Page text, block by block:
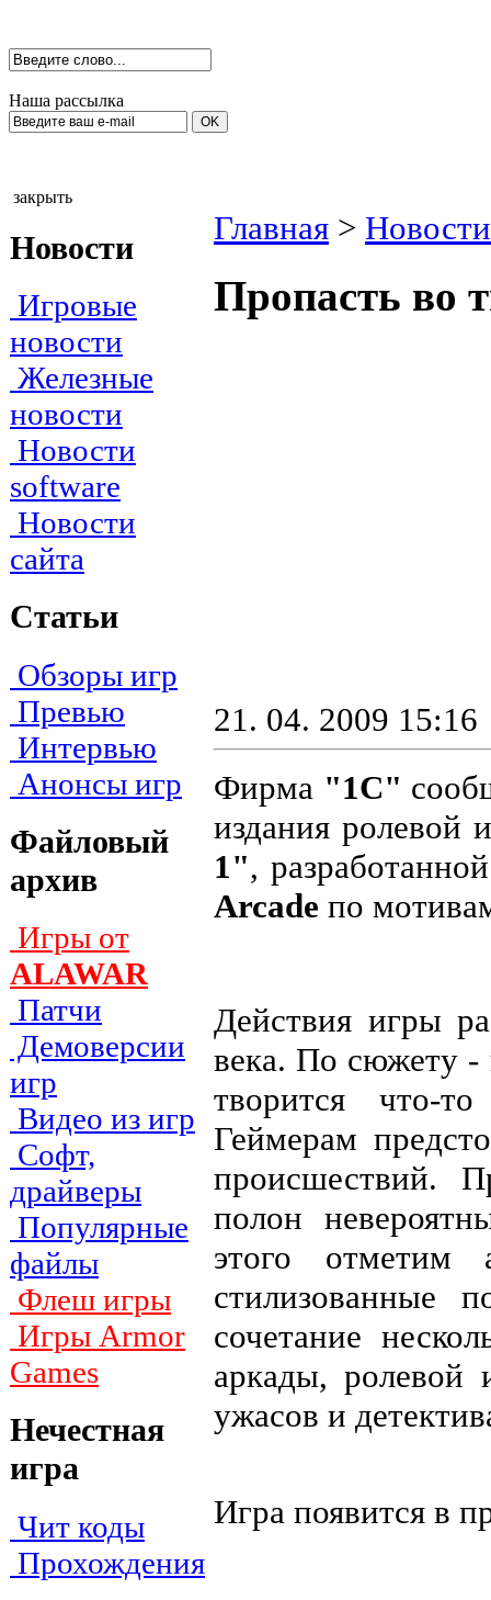
Наша рассылка
закрыть
Новости
Игровые
новости
Железные
новости
Новости
software
Новости
сайта
Статьи
Обзоры игр
Превью
Интервью
Анонсы игр
Файловый
архив
Игры от
ALAWAR
Патчи
Демоверсии
игр
Видео из игр
Софт,
драйверы
Популярные
файлы
Флеш игры
Игры Armor
Games
Нечестная
игра
Чит коды
Прохождения
Главная >
Пропасть во
21. 04. 2009 15:16
Фирма "1С"
издания ролевой
1",
Arcade по
Действия игры
века. По сюжету -
творится что-
Геймерам
происшествий.
полон
этого отметим
стилизованные
сочетание
аркады, ролевой
ужасов и
Игра появится в